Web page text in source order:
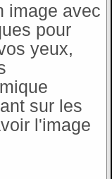
image avec
pour
yeux,
sur les
l'image